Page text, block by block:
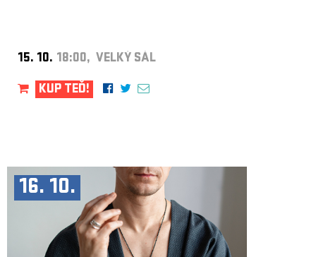
15. 10. 18:00, VELKÝ SÁL
KUP TEĎ!
16. 10.